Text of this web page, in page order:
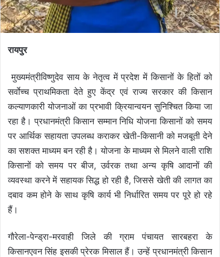
रायपुर
मुख्यमंत्रीविष्णुदेव साय के नेतृत्व में प्रदेश में किसानों के हितों को
सर्वाेच्च प्राथमिकता देते हुए केंद्र एवं राज्य सरकार की किसान
कल्याणकारी योजनाओं का प्रभावी क्रियान्वयन सुनिश्चित किया जा
रहा है। प्रधानमंत्री किसान सम्मान निधि योजना किसानों को समय
पर आर्थिक सहायता उपलब्ध कराकर खेती-किसानी को मजबूती देने
का सशक्त माध्यम बन रही है। योजना के माध्यम से मिलने वाली राशि
किसानों को समय पर बीज, उर्वरक तथा अन्य कृषि आदानों की
व्यवस्था करने में सहायक सिद्ध हो रही है, जिससे खेती की लागत का
दबाव कम होने के साथ कृषि कार्य भी निर्धारित समय पर पूरे हो रहे
हैं।
गौरेला-पेन्ड्रा-मरवाही जिले की ग्राम पंचायत सारबहरा के
किसानएवन सिंह इसकी प्रेरक मिसाल हैं। उन्हें प्रधानमंत्री किसान